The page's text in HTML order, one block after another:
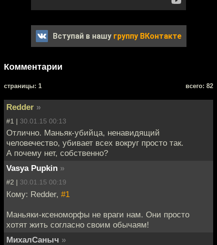
Вступай в нашу группу ВКонтакте
Комментарии
cтраницы: 1 всего: 82
Redder »
#1 | 30.01.15 00:13
Отлично. Маньяк-убийца, ненавидящий
человечество, убивает всех вокруг просто так.
А почему нет, собственно?
Vasya Pupkin »
#2 | 30.01.15 00:19
Кому: Redder, #1
Маньяки-ксеноморфы не враги нам. Они просто
хотят жить согласно своим обычаям!
МихалСаныч »